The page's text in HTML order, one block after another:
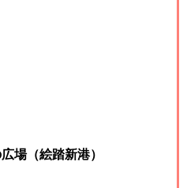
場（絵踏新港）